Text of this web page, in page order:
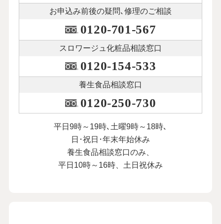
お申込み前後の疑問､修理のご相談
0120-701-567
スロワージュ化粧品相談窓口
0120-154-533
養生食品相談窓口
0120-250-730
平日9時～19時､土曜9時～18時､
日･祝日･年末年始休み
養生食品相談窓口のみ、
平日10時～16時、土日祝休み